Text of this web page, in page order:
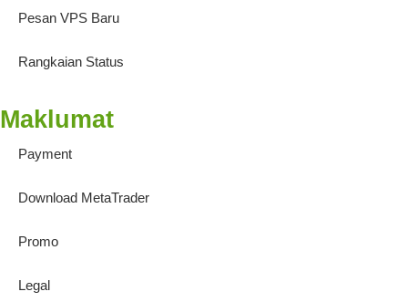
Pesan VPS Baru
Rangkaian Status
Maklumat
Payment
Download MetaTrader
Promo
Legal